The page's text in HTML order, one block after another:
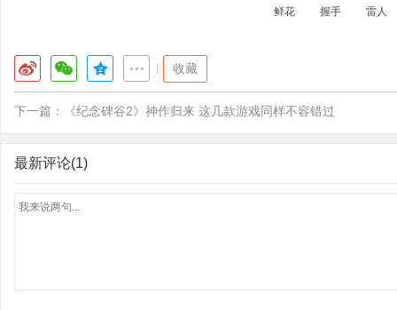
鲜花 握手 雷人
收藏
下一篇： 《纪念碑谷2》神作归来 这几款游戏同样不容错过
最新评论(1)